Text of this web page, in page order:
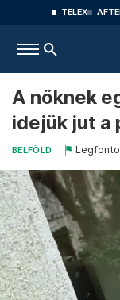
TELEX
A nőknek
idejük jut a
BELFÖLD